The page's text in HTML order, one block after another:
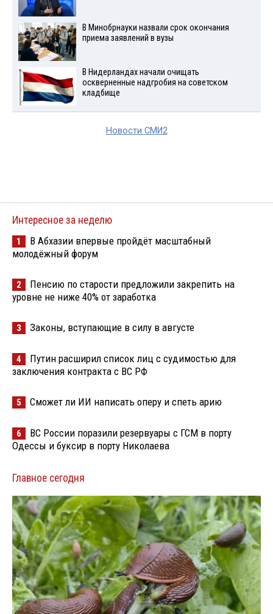
В Минобрнауки назвали срок окончания
приема заявлений в вузы
В Нидерландах начали очищать
оскверненные надгробия на советском
кладбище
Новости СМИ2
Интересное за неделю
1
В Абхазии впервые пройдёт масштабный
молодёжный форум
2
Пенсию по старости предложили закрепить на
уровне не ниже 40% от заработка
3 Законы, вступающие в силу в августе
4
Путин расширил список лиц с судимостью для
заключения контракта с ВС РФ
5 Сможет ли ИИ написать оперу и спеть арию
6
ВС России поразили резервуары с ГСМ в порту
Одессы и буксир в порту Николаева
Главное сегодня